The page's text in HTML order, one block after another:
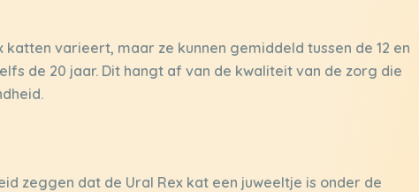
varieert, maar ze kunnen gemiddeld tussen de 12 en
de 20 jaar. Dit hangt af van de kwaliteit van de zorg die
zeggen dat de Ural Rex kat een juweeltje is onder de